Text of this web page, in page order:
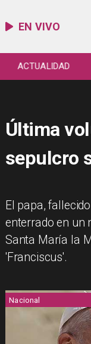
EN VIVO
ACTUALIDAD
Última
sepulcro
El papa,
enterrado en un
Santa María la
'Franciscus'.
Nacional